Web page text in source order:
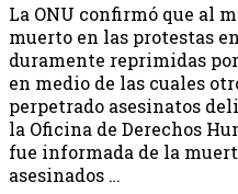
La ONU confirmó que al
muerto en las protestas
duramente reprimidas
en medio de las cuales
perpetrado asesinatos
la Oficina de Derechos
fue informada de la
asesinados …